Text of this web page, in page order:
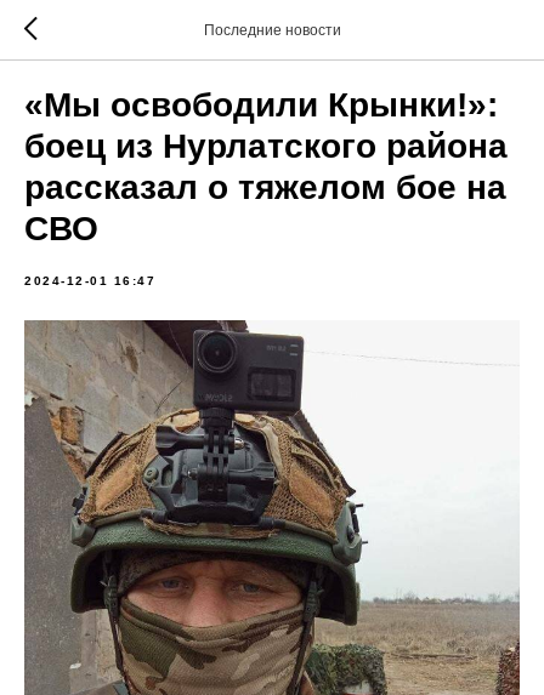
Последние новости
«Мы освободили Крынки!»:
боец из Нурлатского района
рассказал о тяжелом бое на
СВО
2024-12-01 16:47